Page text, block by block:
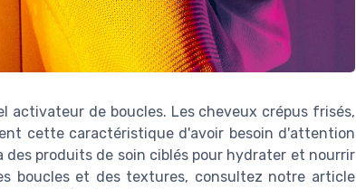
activateur de boucles. Les cheveux crépus frisés,
cette caractéristique d'avoir besoin d'attention
produits de soin ciblés pour hydrater et nourrir
boucles et des textures, consultez notre article